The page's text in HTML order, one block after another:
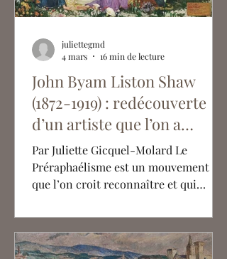
John Byam Liston Shaw
(1872-1919) : redécouverte
d’un artiste que l’on a
associé au Préraphaélisme
Par Juliette Gicquel-Molard Le
Préraphaélisme est un mouvement
que l’on croit reconnaître et qui
claire dès sa création en 1849.
Beaucoup d’artistes - oeuvrant parfois
jusqu'au années 1920 - y sont associés
juliettegmd
4 mars
16 min de lecture